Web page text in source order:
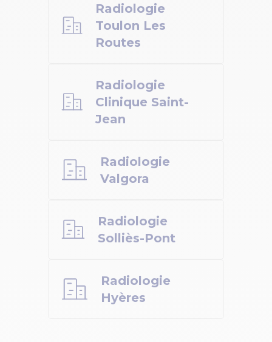
Radiologie
Toulon Les
Routes
Radiologie
Clinique Saint-
Jean
Radiologie
Valgora
Radiologie
Solliès-Pont
Radiologie
Hyères